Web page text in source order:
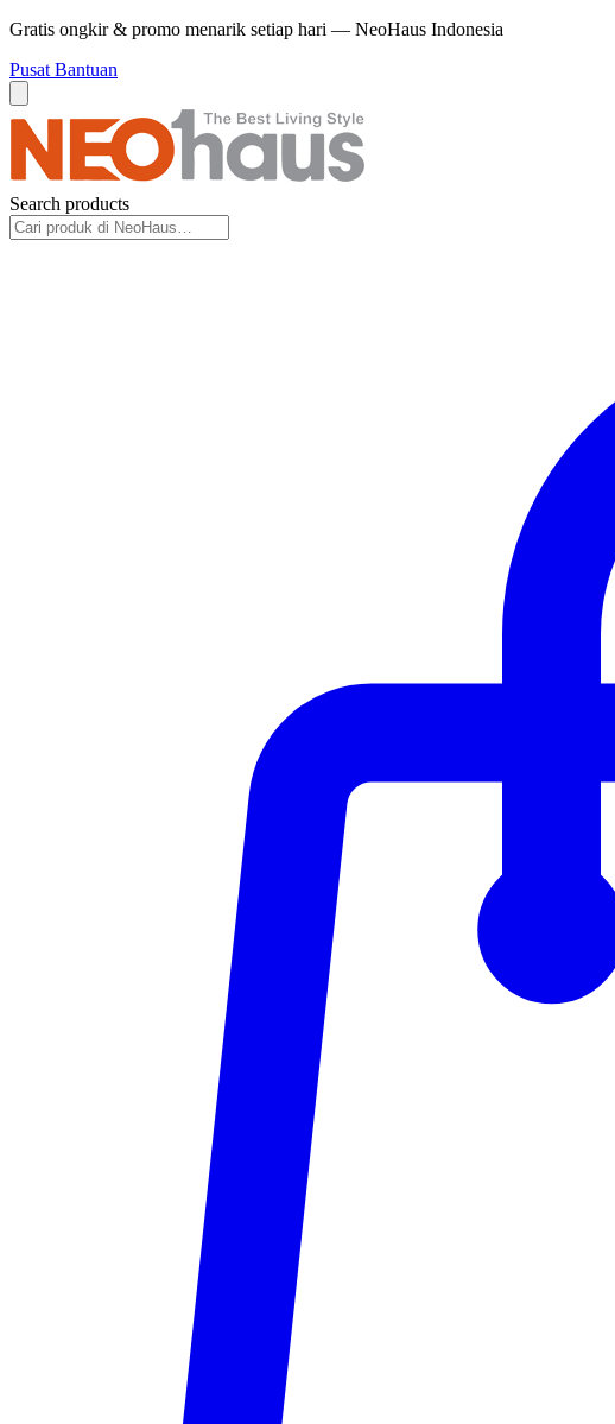
Gratis ongkir & promo menarik setiap hari — NeoHaus Indonesia
Pusat Bantuan
Search products